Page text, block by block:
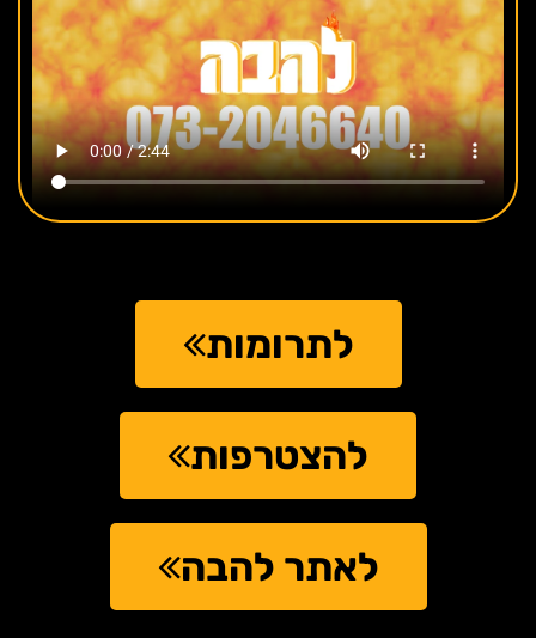
לתרומות
להצטרפות
לאתר להבה